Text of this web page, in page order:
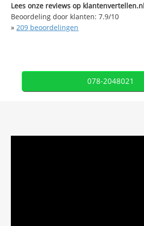
Lees onze reviews op
Beoordeling door klanten:7.9/10
» 209 beoordelingen
078-2048021